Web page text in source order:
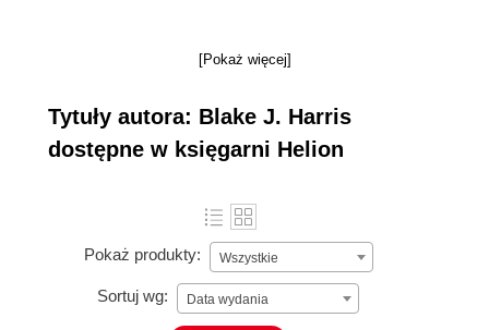
[Pokaż więcej]
Tytuły autora: Blake J. Harris
dostępne w księgarni Helion
Pokaż produkty: Wszystkie
Sortuj wg: Data wydania